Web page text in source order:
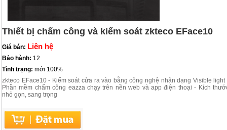
Thiết bị chấm công và kiểm soát zkteco EFace10
Giá bán: Liên hệ
Bảo hành: 12
Tình trạng: mới 100%
zkteco EFace10 - Kiểm soát cửa ra vào bằng công nghệ nhận dạng Visible light
Phần mềm chấm công eazza chạy trên nền web và app điện thoại - Kích
nhỏ gọn, sang trọng